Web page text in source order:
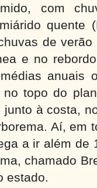
com
quente
de
e no
anuais
topo do
junto à costa,
Aí, em
a ir além de
chamado
estado.